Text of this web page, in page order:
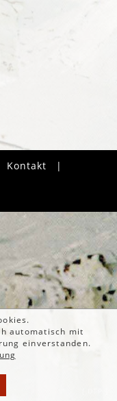
Kontakt
|
automatisch mit
einverstanden.